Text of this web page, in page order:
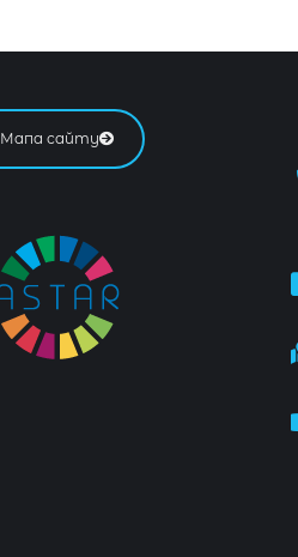
Мапа сайту